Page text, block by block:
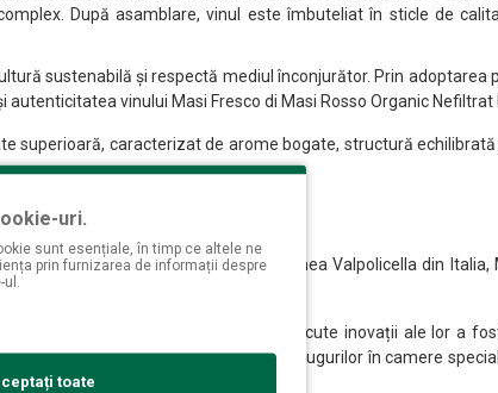
După asamblare, vinul este îmbuteliat în sticle de
sustenabilă și respectă mediul înconjurător. Prin adoptarea
vinului Masi Fresco di Masi Rosso Organic Nefiltrat
superioară, caracterizat de arome bogate, structură
Fondată în anul 1772 în regiunea Valpolicella din
de vinuri. Unua dintre cele mai cunoscute inovații ale lor a
tehnică unică implică uscarea strugurilor în camere
uri.
sunt esențiale, în timp ce altele ne
prin furnizarea de informații despre
toate